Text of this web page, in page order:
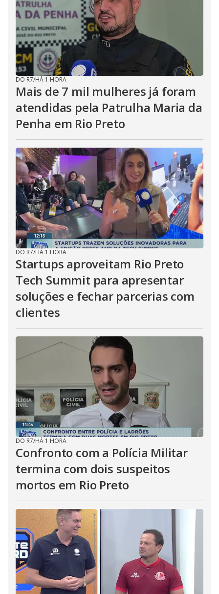
DO R7/HÁ 1 HORA
Mais de 7 mil mulheres já foram
atendidas pela Patrulha Maria da
Penha em Rio Preto
DO R7/HÁ 1 HORA
Startups aproveitam Rio Preto
Tech Summit para apresentar
soluções e fechar parcerias com
clientes
DO R7/HÁ 1 HORA
Confronto com a Polícia Militar
termina com dois suspeitos
mortos em Rio Preto